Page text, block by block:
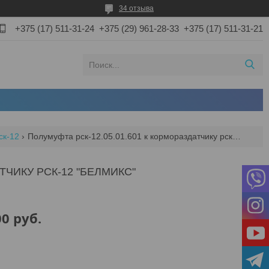
34 отзыва
+375 (17) 511-31-24 +375 (29) 961-28-33 +375 (17) 511-31-21
12
РСК-12 "БЕЛМИКС"
руб.